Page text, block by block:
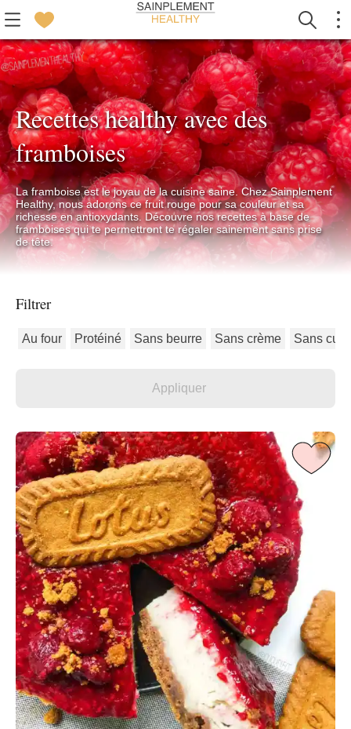
Recettes healthy avec des
framboises
La framboise est le joyau de la cuisine saine. Chez Sainplement
Healthy, nous adorons ce fruit rouge pour sa couleur et sa
richesse en antioxydants. Découvre nos recettes à base de
framboises qui te permettront te régaler sainement sans prise
de tête.
Filtrer
Au four Protéiné Sans beurre Sans crème Sans